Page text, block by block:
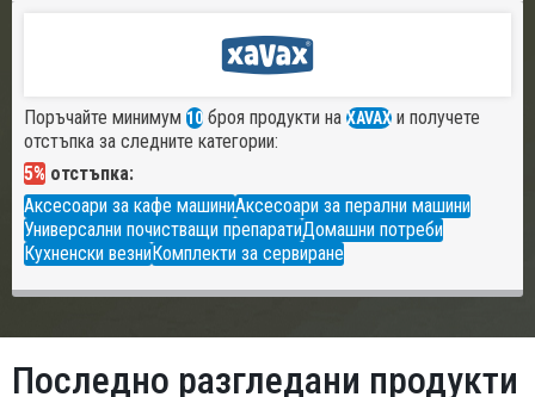
Поръчайте минимум 10 броя продукти на XAVAX и получете
отстъпка за следните категории:
5% отстъпка:
Аксесоари за кафе машиниАксесоари за перални машини
Универсални почистващи препаратиДомашни потреби
Кухненски везниКомплекти за сервиране
Последно разгледани продукти